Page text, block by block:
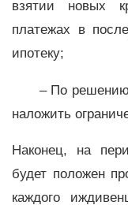
взятии новых
платежах в
ипотеку;
– По
наложить
Наконец, на
будет положен
каждого